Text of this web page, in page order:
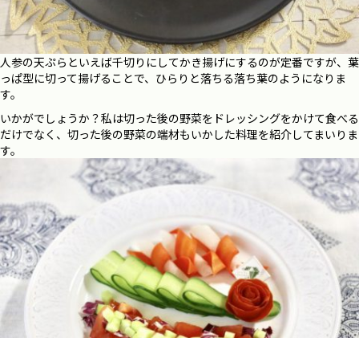
人参の天ぷらといえば千切りにしてかき揚げにするのが定番ですが、葉
っぱ型に切って揚げることで、ひらりと落ちる落ち葉のようになりま
す。
いかがでしょうか？私は切った後の野菜をドレッシングをかけて食べる
だけでなく、切った後の野菜の端材もいかした料理を紹介してまいりま
す。